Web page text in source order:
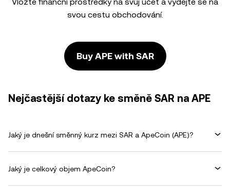
svou cestu obchodování.
Buy APE with SAR
Nejčastější dotazy ke směně SAR na APE
Jaký je dnešní směnný kurz mezi SAR a ApeCoin (APE)?
Jaký je celkový objem ApeCoin?